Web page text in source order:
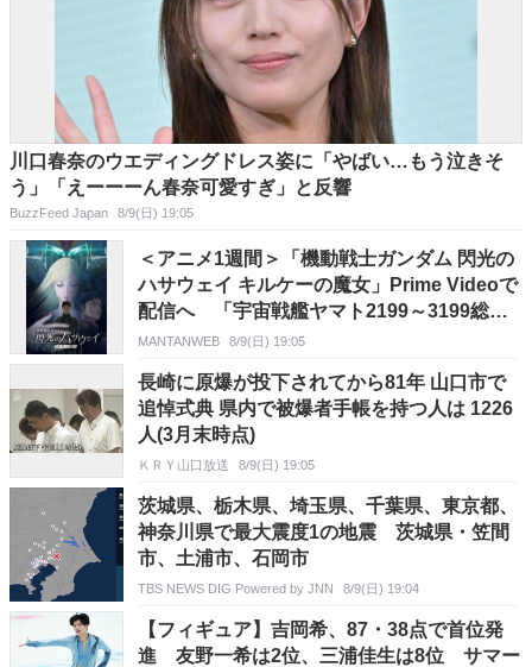
川口春奈のウエディングドレス姿に「やばい…もう泣きそ
う」「えーーーん春奈可愛すぎ」と反響
BuzzFeed Japan 8/9(日) 19:05
＜アニメ1週間＞「機動戦士ガンダム 閃光の
ハサウェイ キルケーの魔女」Prime Videoで
配信へ 「宇宙戦艦ヤマト2199～3199総選
挙」始動
MANTANWEB 8/9(日) 19:05
長崎に原爆が投下されてから81年 山口市で
追悼式典 県内で被爆者手帳を持つ人は 1226
人(3月末時点)
ＫＲＹ山口放送 8/9(日) 19:05
茨城県、栃木県、埼玉県、千葉県、東京都、
神奈川県で最大震度1の地震 茨城県・笠間
市、土浦市、石岡市
TBS NEWS DIG Powered by JNN 8/9(日) 19:04
【フィギュア】吉岡希、87・38点で首位発
進 友野一希は2位、三浦佳生は8位 サマー